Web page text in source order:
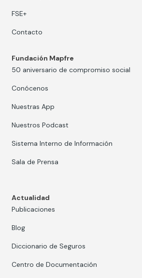
FSE+
Contacto
Fundación Mapfre
50 aniversario de compromiso social
Conócenos
Nuestras App
Nuestros Podcast
Sistema Interno de Información
Sala de Prensa
Actualidad
Publicaciones
Blog
Diccionario de Seguros
Centro de Documentación